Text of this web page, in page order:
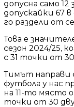
допусна само 12
допускайки 67
го раздели от
Това е
сезон 2024/25,
с 31 точки от
Тимът направи
футбола у нас
на 11-то място
точки от 30